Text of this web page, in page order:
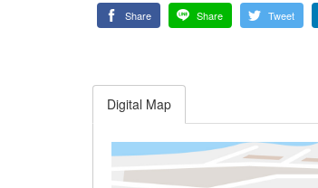
Share Share Tweet
Digital Map